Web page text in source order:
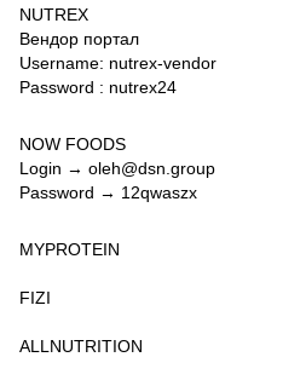
NUTREX
Вендор портал
Username: nutrex-vendor
Password : nutrex24
NOW FOODS
Login → oleh@dsn.group
Password → 12qwaszx
MYPROTEIN
FIZI
ALLNUTRITION